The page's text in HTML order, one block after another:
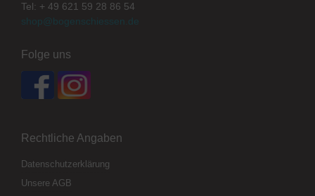
Tel: + 49 621 59 28 86 54
shop@bogenschiessen.de
Folge uns
Rechtliche Angaben
Datenschutzerklärung
Unsere AGB